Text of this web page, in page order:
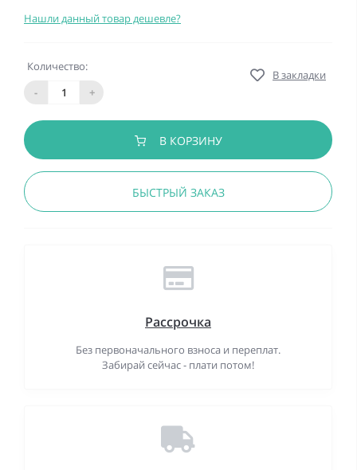
Нашли данный товар дешевле?
Количество:
-
+
В закладки
В КОРЗИНУ
БЫСТРЫЙ ЗАКАЗ
Рассрочка
Без первоначального взноса и переплат.
Забирай сейчас - плати потом!